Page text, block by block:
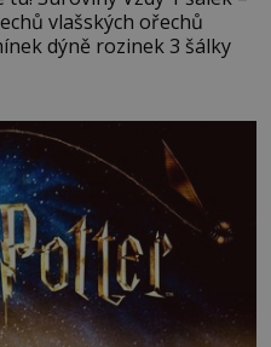
vlašských ořechů
dýně rozinek 3 šálky